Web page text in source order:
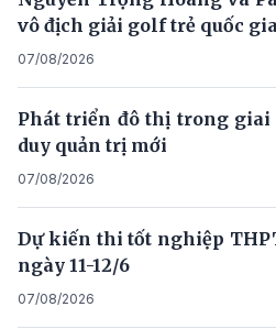
vô địch giải golf trẻ quốc
07/08/2026
Phát triển đô thị trong giai
duy quản trị mới
07/08/2026
Dự kiến thi tốt nghiệp
ngày 11-12/6
07/08/2026